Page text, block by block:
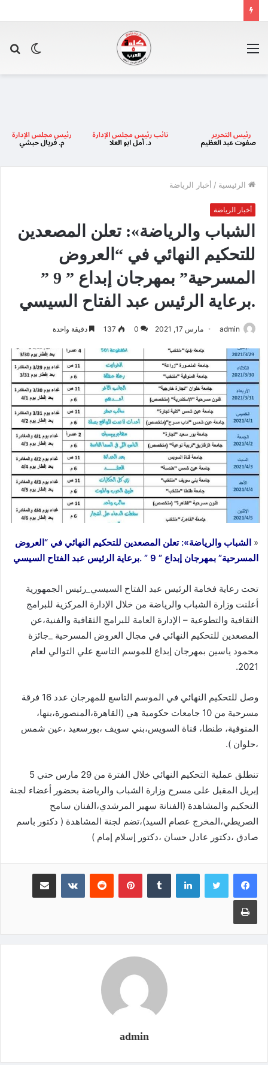
الوضع
الرئيسية / أخبار الرياضة
أخبار الرياضة
الشباب والرياضة»: تعلن المصعدين
للتحكيم النهائي في “العروض
المسرحية” بمهرجان إبداع ” 9 ”
.برعاية الرئيس عبد الفتاح السيسي
admin مارس 17, 2021 0
137 دقيقة واحدة
« الشباب والرياضة»: تعلن المصعدين للتحكيم النهائي في “العروض
المسرحية” بمهرجان إبداع ” 9 ” .برعاية الرئيس عبد الفتاح السيسي
تحت رعاية فخامة الرئيس عبد الفتاح السيسي_رئيس الجمهورية
أعلنت وزارة الشباب والرياضة من خلال الإدارة المركزية للبرامج
الثقافية والتطوعية – الإدارة العامة للبرامج الثقافية والفنية،عن
المصعدين للتحكيم النهائي في مجال العروض المسرحية _جائزة
محمود ياسين بمهرجان إبداع للموسم التاسع علي التوالي لعام
2021.
وصل للتحكيم النهائي في الموسم التاسع للمهرجان عدد 16 فرقة
مسرحية من 10 جامعات حكومية هي (القاهرة،المنصورة،بنها،
المنوفية، طنطا، قناة السويس،بني سويف ،بورسعيد ،عين شمس
،حلوان ).
تنطلق عملية التحكيم النهائي خلال الفترة من 29 مارس حتي 5
إبريل المقبل على مسرح وزارة الشباب والرياضة بحضور أعضاء لجنة
التحكيم والمشاهدة (الفنانة سهير المرشدي،الفنان سامح
الصريطي،المخرج عصام السيد)،تضم لجنة المشاهدة ( دكتور باسم
صادق ،دكتور عادل حسان ،دكتور إسلام إمام )
لينكدإن بينتيريست
admin